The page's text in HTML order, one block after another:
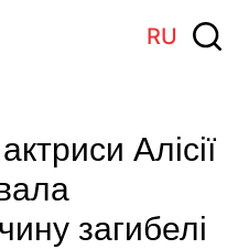
RU
Алісії
загибелі